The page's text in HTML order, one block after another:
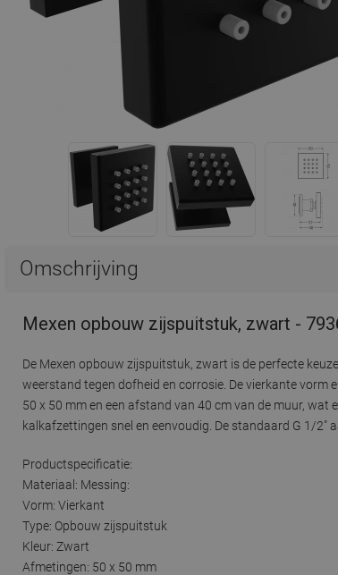
Omschrijving
Mexen opbouw zijspuitstuk, zwart -
De Mexen opbouw zijspuitstuk, zwart is de perfecte
weerstand tegen dofheid en corrosie. De vierkante vorm
50 x 50 mm en een afstand van 40 cm van de muur,
kalkafzettingen snel en eenvoudig. De standaard G 1/2"
Productspecificatie:
Materiaal: Messing:
Vorm: Vierkant
Type: Opbouw zijspuitstuk
Kleur: Zwart
Afmetingen: 50 x 50 mm